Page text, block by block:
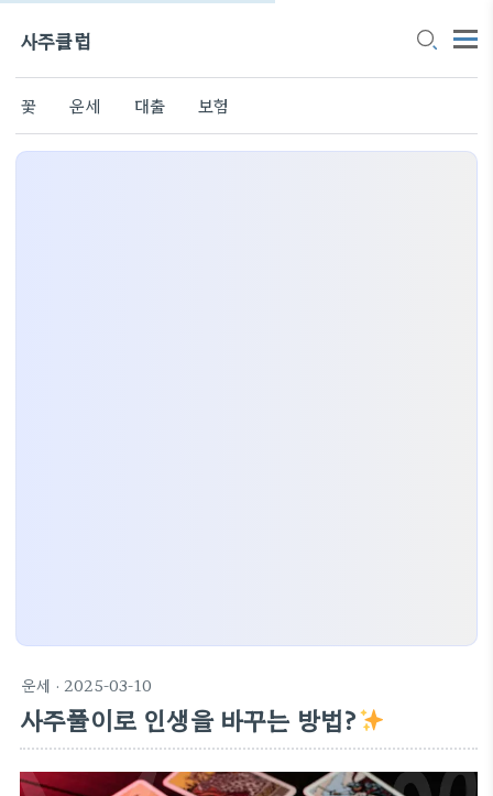
사주클럽
꽃 운세 대출 보험
운세 · 2025-03-10
사주풀이로 인생을 바꾸는 방법?